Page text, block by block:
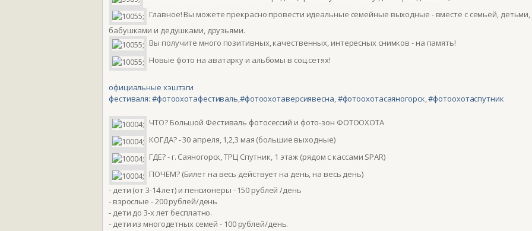
Главное! Вы можете прекрасно провести идеальные семейные выходные - вместе с семьей, детьми,
бабушками и дедушками, друзьями.
Вы получите много позитивных, качественных, интересных снимков - на память!
Новые фото на аватарку и альбомы в соц.сетях!
официальные хэштэги
фестиваля: #фотоохотафестиваль,#фотоохотаверсиявесна,#фотоохотасаяногорск,#фотоохотаспутник
ЧТО? Большой Фестиваль фотосессий и фото-зон ФОТООХОТА
КОГДА? - 30 апреля, 1,2,3 мая (большие выходные)
ГДЕ? - г. Саяногорск, ТРЦ Спутник, 1 этаж (рядом с кассами SPAR)
ПОЧЕМ? (Билет на весь действует на день, на весь день)
- дети (от 3-14 лет) и пенсионеры - 150 рублей /день
- взрослые - 200 рублей/день
- дети до 3-х лет бесплатно.
- дети из многодетных семей - 100 рублей/день.